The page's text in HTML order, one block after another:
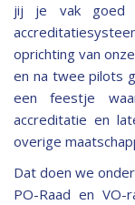
jij je vak goed
oprichting van
en na twee pilots
een feestje
accreditatie en
overige
Dat doen we
PO-Raad en